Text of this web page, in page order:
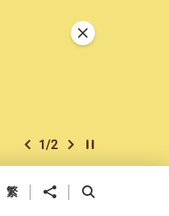
上一个
2/2 下一个开始/暂停幻灯
关闭特別通告
繁 分享到 开启搜寻框